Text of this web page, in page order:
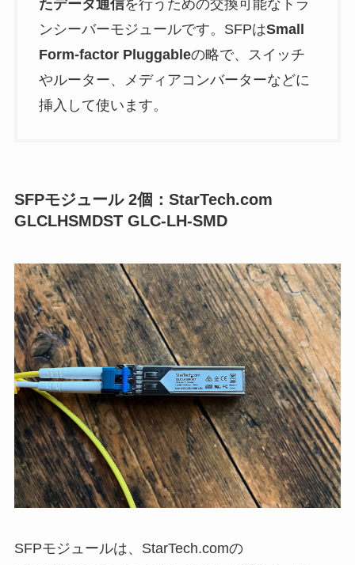
たデータ通信を行うための交換可能なトラ
ンシーバーモジュールです。SFPはSmall
Form-factor Pluggableの略で、スイッチ
やルーター、メディアコンバーターなどに
挿入して使います。
SFPモジュール 2個：StarTech.com
GLCLHSMDST GLC-LH-SMD
SFPモジュールは、StarTech.comの